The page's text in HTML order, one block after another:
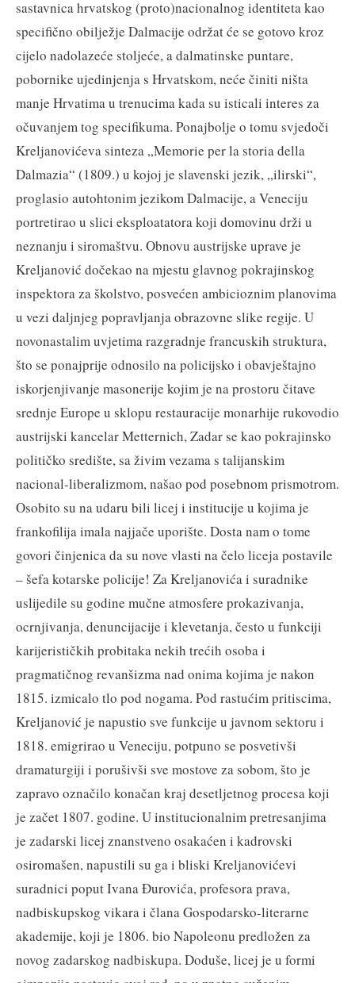
sastavnica hrvatskog (proto)nacionalnog identiteta kao
specifično obilježje Dalmacije održat će se gotovo kroz
cijelo nadolazeće stoljeće, a dalmatinske puntare,
pobornike ujedinjenja s Hrvatskom, neće činiti ništa
manje Hrvatima u trenucima kada su isticali interes za
očuvanjem tog specifikuma. Ponajbolje o tomu svjedoči
Kreljanovićeva sinteza „Memorie per la storia della
Dalmazia“ (1809.) u kojoj je slavenski jezik, „ilirski“,
proglasio autohtonim jezikom Dalmacije, a Veneciju
portretirao u slici eksploatatora koji domovinu drži u
neznanju i siromaštvu. Obnovu austrijske uprave je
Kreljanović dočekao na mjestu glavnog pokrajinskog
inspektora za školstvo, posvećen ambicioznim planovima
u vezi daljnjeg popravljanja obrazovne slike regije. U
novonastalim uvjetima razgradnje francuskih struktura,
što se ponajprije odnosilo na policijsko i obavještajno
iskorjenjivanje masonerije kojim je na prostoru čitave
srednje Europe u sklopu restauracije monarhije rukovodio
austrijski kancelar Metternich, Zadar se kao pokrajinsko
političko središte, sa živim vezama s talijanskim
nacional-liberalizmom, našao pod posebnom prismotrom.
Osobito su na udaru bili licej i institucije u kojima je
frankofilija imala najjače uporište. Dosta nam o tome
govori činjenica da su nove vlasti na čelo liceja postavile
– šefa kotarske policije! Za Kreljanovića i suradnike
uslijedile su godine mučne atmosfere prokazivanja,
ocrnjivanja, denuncijacije i klevetanja, često u funkciji
karijerističkih probitaka nekih trećih osoba i
pragmatičnog revanšizma nad onima kojima je nakon
1815. izmicalo tlo pod nogama. Pod rastućim pritiscima,
Kreljanović je napustio sve funkcije u javnom sektoru i
1818. emigrirao u Veneciju, potpuno se posvetivši
dramaturgiji i porušivši sve mostove za sobom, što je
zapravo označilo konačan kraj desetljetnog procesa koji
je začet 1807. godine. U institucionalnim pretresanjima
je zadarski licej znanstveno osakaćen i kadrovski
osiromašen, napustili su ga i bliski Kreljanovićevi
suradnici poput Ivana Đurovića, profesora prava,
nadbiskupskog vikara i člana Gospodarsko-literarne
akademije, koji je 1806. bio Napoleonu predložen za
novog zadarskog nadbiskupa. Doduše, licej je u formi